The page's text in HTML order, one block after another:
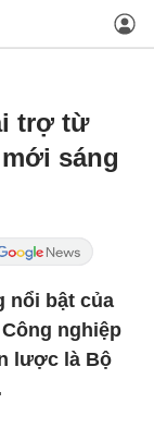
trợ từ
sáng
nổi bật của
nghiệp
lược là Bộ